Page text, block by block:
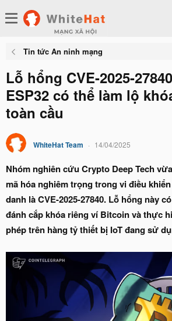
Tin tức An ninh mạng
Lỗ hổng CVE-2025-
ESP32 có thể làm lộ
toàn cầu
WhiteHat Team 14/04/2025
Nhóm nghiên cứu Crypto Deep Tech
mã hóa nghiêm trọng trong vi điều
danh là CVE-2025-27840. Lỗ hổng này
đánh cắp khóa riêng ví Bitcoin và thực
phép trên hàng tỷ thiết bị IoT đang sử